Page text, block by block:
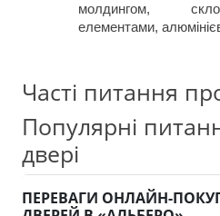
молдингом,
елементами,
Часті питання
Популярні
двері
ПЕРЕВАГИ ОНЛАЙН-